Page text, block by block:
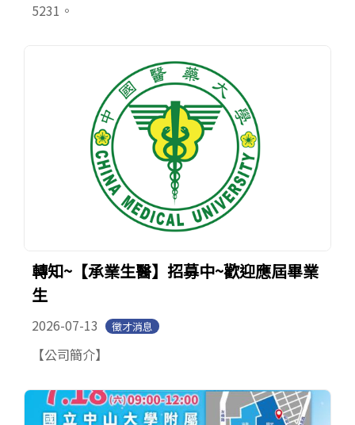
5231。
轉知~【承業生醫】招募中~歡迎應屆畢業
生
2026-07-13 徵才消息
【公司簡介】